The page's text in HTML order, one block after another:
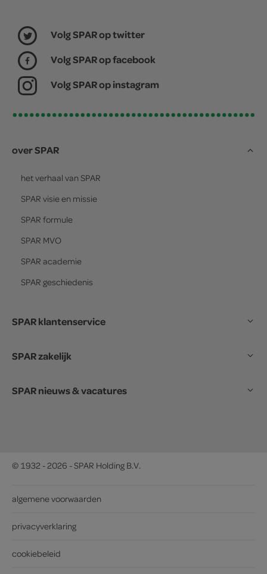
Volg SPAR op twitter
Volg SPAR op facebook
Volg SPAR op instagram
over SPAR
het verhaal van SPAR
SPAR visie en missie
SPAR formule
SPAR MVO
SPAR academie
SPAR geschiedenis
SPAR klantenservice
SPAR zakelijk
SPAR nieuws & vacatures
© 1932 - 2026 - SPAR Holding B.V.
algemene voorwaarden
privacyverklaring
cookiebeleid